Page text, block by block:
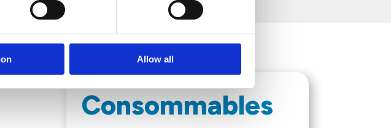
Allow all
Consommables